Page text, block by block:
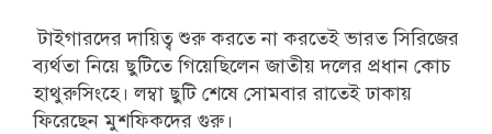
টাইগারদের দায়িত্ব শুরু করতে না করতেই ভারত সিরিজের
ব্যর্থতা নিয়ে ছুটিতে গিয়েছিলেন জাতীয় দলের প্রধান কোচ
হাথুরুসিংহে। লম্বা ছুটি শেষে সোমবার রাতেই ঢাকায়
ফিরেছেন মুশফিকদের গুরু।